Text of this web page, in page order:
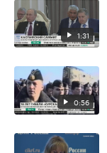
1:31
0:56